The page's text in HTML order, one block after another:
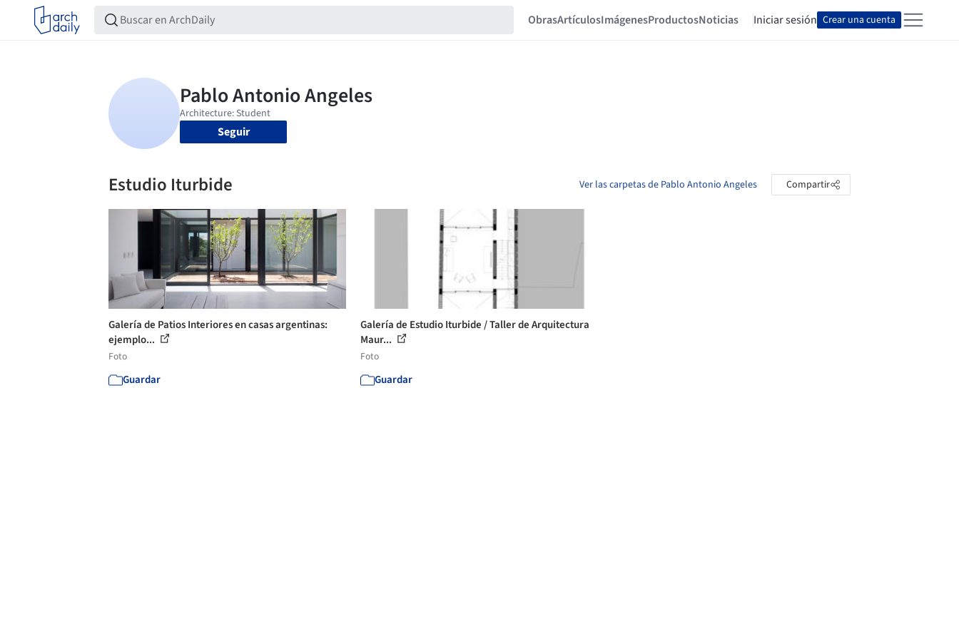
ObrasArtículosImágenesProductosNoticias Iniciar sesión Crear una cuenta
Seguir
Estudio Iturbide Ver las carpetas de Pablo Antonio Angeles Compartir
Galería de Patios Interiores en casas argentinas:
ejemplo...
Foto
Guardar
Galería de Estudio Iturbide / Taller de Arquitectura
Maur...
Foto
Guardar